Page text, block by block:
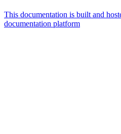
This documentation is built and
documentation platform